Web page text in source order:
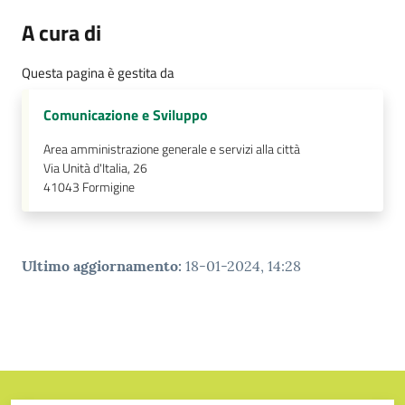
Tutti
argomenti...
Seguici
A cura di
Questa pagina è gestita da
Comunicazione e Sviluppo
Area amministrazione generale e servizi alla città
Via Unità d'Italia, 26
41043 Formigine
Ultimo aggiornamento: 18-01-2024, 14:28